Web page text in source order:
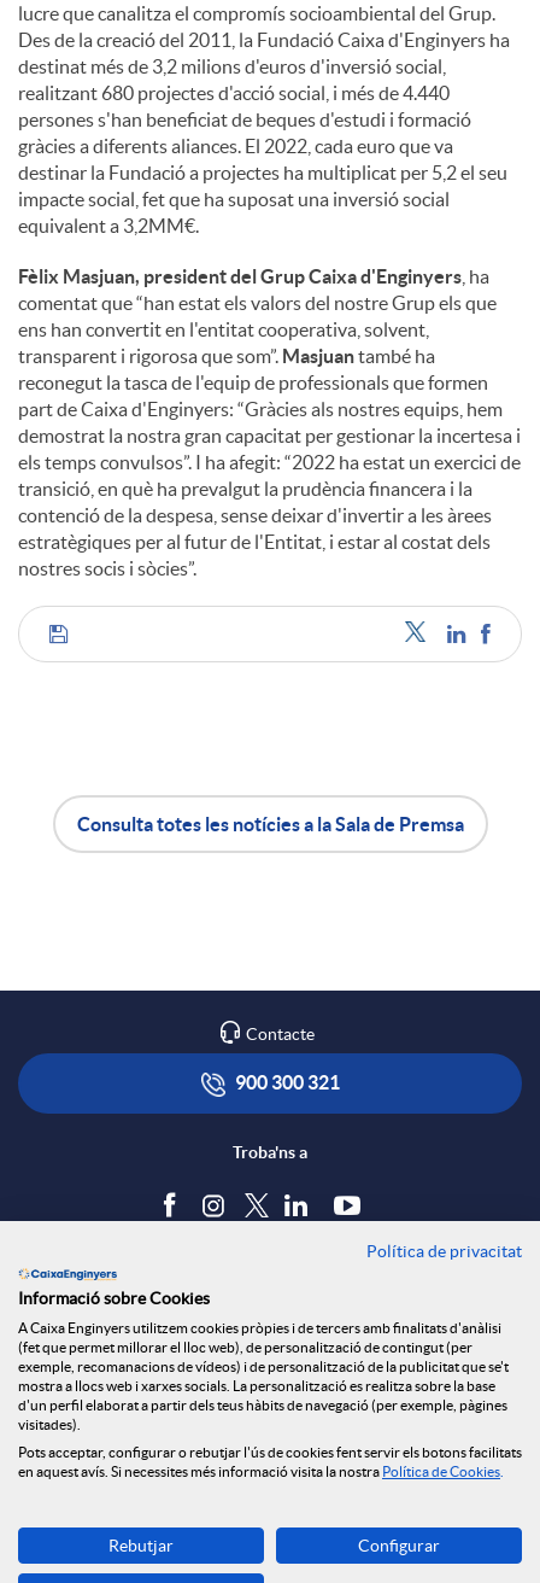
lucre que canalitza el compromís socioambiental del Grup.
Des de la creació del 2011, la Fundació Caixa d'Enginyers ha
destinat més de 3,2 milions d'euros d'inversió social,
realitzant 680 projectes d'acció social, i més de 4.440
persones s'han beneficiat de beques d'estudi i formació
gràcies a diferents aliances. El 2022, cada euro que va
destinar la Fundació a projectes ha multiplicat per 5,2 el seu
impacte social, fet que ha suposat una inversió social
equivalent a 3,2MM€.
Fèlix Masjuan, president del Grup Caixa d'Enginyers , ha
comentat que “han estat els valors del nostre Grup els que
ens han convertit en l'entitat cooperativa, solvent,
transparent i rigorosa que som”. Masjuantambé ha
reconegut la tasca de l'equip de professionals que formen
part de Caixa d'Enginyers: “Gràcies als nostres equips, hem
demostrat la nostra gran capacitat per gestionar la incertesa i
els temps convulsos”. I ha afegit: “2022 ha estat un exercici de
transició, en què ha prevalgut la prudència financera i la
contenció de la despesa, sense deixar d'invertir a les àrees
estratègiques per al futur de l'Entitat, i estar al costat dels
nostres socis i sòcies”.
C
m
a
r
t
i
r
a
X
a
i
c
i
o
n
ó
a
l
a
d
Consulta totes les notícies a la Sala de Premsa
Contacte
900 300 321
Troba'ns a
Política de cookies
Avís legal
Seguretat Online
Canal denúncies
Descarrega-la ara
Banca MOBILE
Política de privacitat
Informació sobre Cookies
A Caixa Enginyers utilitzem cookies pròpies i de tercers amb finalitats d'anàlisi
(fet que permet millorar el lloc web), de personalització de contingut (per
exemple, recomanacions de vídeos) i de personalització de la publicitat que se't
mostra a llocs web i xarxes socials. La personalització es realitza sobre la base
d'un perfil elaborat a partir dels teus hàbits de navegació (per exemple, pàgines
visitades).
Pots acceptar, configurar o rebutjar l'ús de cookies fent servir els botons facilitats
en aquest avís. Si necessites més informació visita la nostra Política de Cookies
Rebutjar Configurar